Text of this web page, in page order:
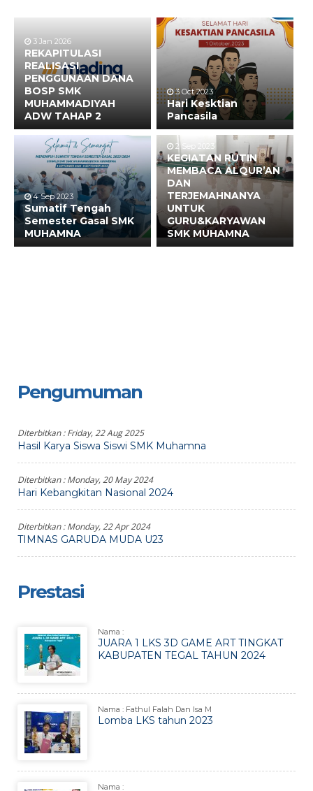
3 Jan 2026
REKAPITULASI
REALISASI
PENGGUNAAN DANA
BOSP SMK
MUHAMMADIYAH
ADW TAHAP 2
3 Oct 2023
Hari Kesktian
Pancasila
4 Sep 2023
Sumatif Tengah
Semester Gasal SMK
MUHAMNA
2 Sep 2023
KEGIATAN RUTIN
MEMBACA ALQUR’AN
DAN
TERJEMAHNANYA
UNTUK
GURU&KARYAWAN
SMK MUHAMNA
Pengumuman
Diterbitkan :Friday, 22 Aug 2025
Hasil Karya Siswa Siswi SMK Muhamna
Diterbitkan :Monday, 20 May 2024
Hari Kebangkitan Nasional 2024
Diterbitkan :Monday, 22 Apr 2024
TIMNAS GARUDA MUDA U23
Prestasi
Nama :
JUARA 1 LKS 3D GAME ART TINGKAT
KABUPATEN TEGAL TAHUN 2024
Nama : Fathul Falah Dan Isa M
Lomba LKS tahun 2023
Nama :